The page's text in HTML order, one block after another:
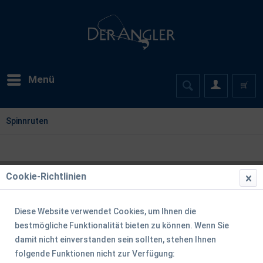
Menü
Spinnruten
Cookie-Richtlinien
Diese Website verwendet Cookies, um Ihnen die
bestmögliche Funktionalität bieten zu können. Wenn Sie
damit nicht einverstanden sein sollten, stehen Ihnen
folgende Funktionen nicht zur Verfügung: